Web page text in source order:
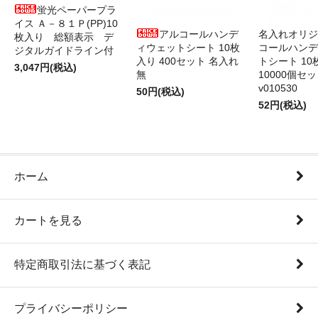
蛍光ペーパープラ
イス Ａ－８１Ｐ(PP)10
枚入り 総額表示 デ
ジタルガイドライン付
3,047円(税込)
アルコールハンデ
ィウェットシート 10枚
入り 400セット 名入れ
無
50円(税込)
名入れオリ
コールハン
トシート 10
10000個セ
v010530
52円(税込)
ホーム
カートを見る
特定商取引法に基づく表記
プライバシーポリシー